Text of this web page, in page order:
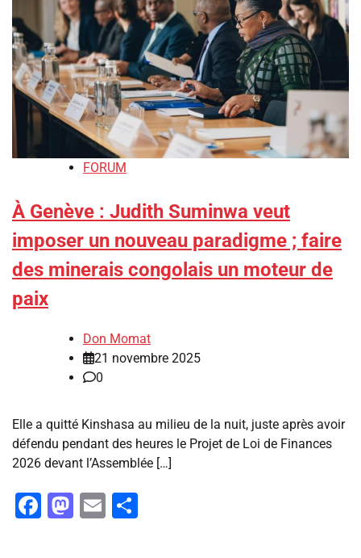
FORUM
À Genève : Judith Suminwa veut
imposer un nouveau paradigme ; faire
des minerais congolais un moteur de
paix
Don Momat
21 novembre 2025
0
Elle a quitté Kinshasa au milieu de la nuit, juste après avoir
défendu pendant des heures le Projet de Loi de Finances
2026 devant l’Assemblée […]
Facebook
Mastodon
Email